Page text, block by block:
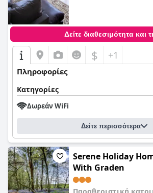
Δείτε διαθεσιμότητα και
$ +1
Πληροφορίες
Κατηγορίες
Δωρεάν WiFi
Δείτε περισσότερα
Serene Holiday
With Graden